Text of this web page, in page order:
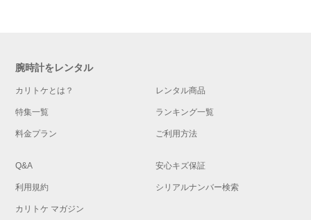
腕時計をレンタル
カリトケとは？ レンタル商品
特集一覧 ランキング一覧
料金プラン ご利用方法
Q&A 安心キズ保証
利用規約 シリアルナンバー検索
カリトケ マガジン